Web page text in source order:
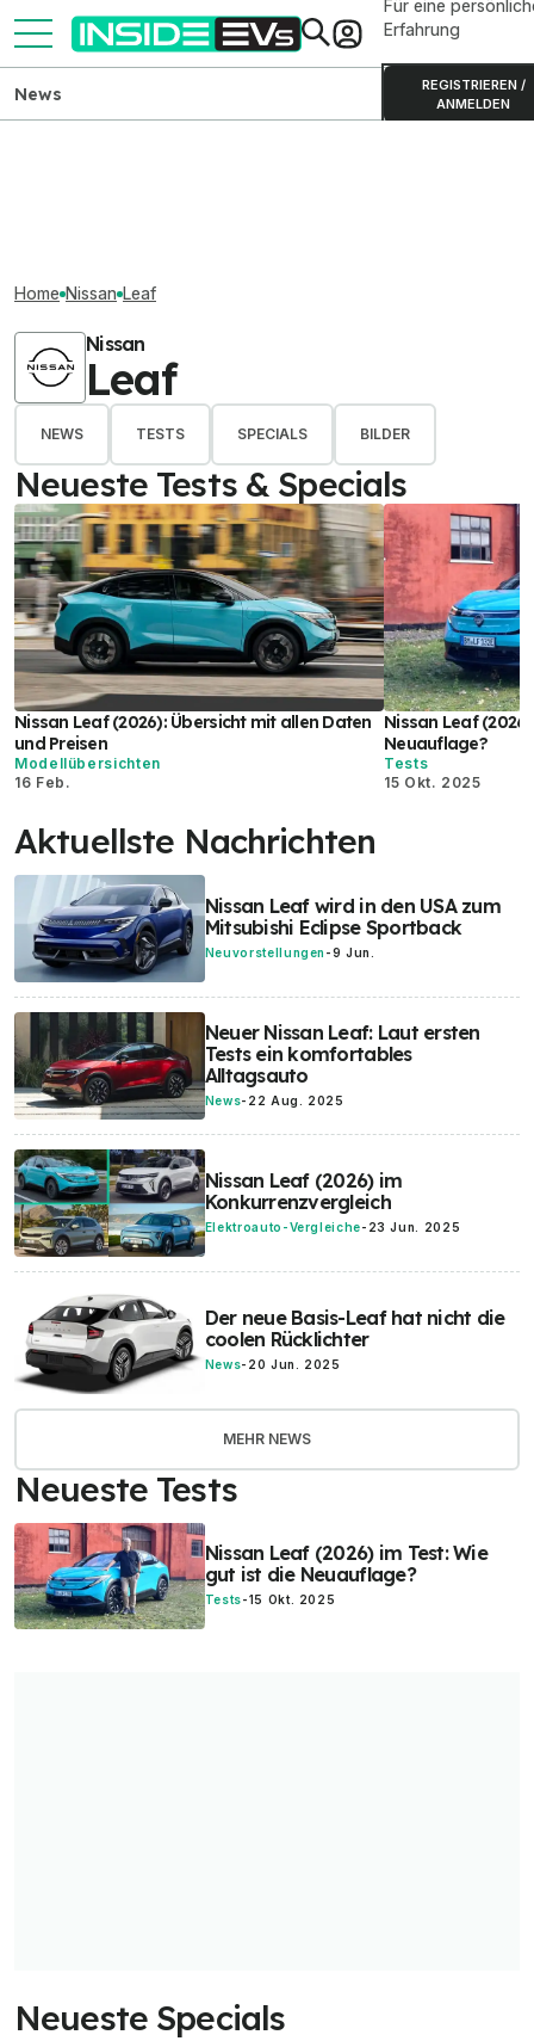
Für eine
Erfahrung
REGISTRIEREN /
ANMELDEN
News
Home Nissan Leaf
Nissan
Leaf
NEWS TESTS SPECIALS BILDER
Neueste Tests & Specials
Nissan Leaf (2026): Übersicht mit allen Daten
und Preisen
Modellübersichten
16 Feb.
Nissan Leaf
Neuauflage?
Tests
15 Okt. 2025
Aktuellste Nachrichten
Nissan Leaf wird in den USA zum
Mitsubishi Eclipse Sportback
Neuvorstellungen -9 Jun.
Neuer Nissan Leaf: Laut ersten
Tests ein komfortables
Alltagsauto
News- 22 Aug. 2025
Nissan Leaf (2026) im
Konkurrenzvergleich
Elektroauto-Vergleiche- 23 Jun. 2025
Der neue Basis-Leaf hat nicht die
coolen Rücklichter
News- 20 Jun. 2025
MEHR NEWS
Neueste Tests
Nissan Leaf (2026) im Test: Wie
gut ist die Neuauflage?
Tests-15 Okt. 2025
Neueste Specials